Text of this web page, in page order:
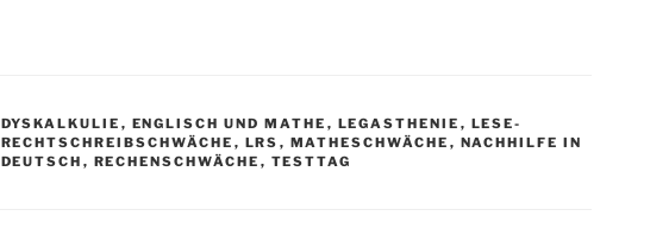
SCHLAGWÖRTER
DYSKALKULIE , ENGLISCH UND MATHE , LEGASTHENIE , LESE-
RECHTSCHREIBSCHWÄCHE , LRS , MATHESCHWÄCHE , NACHHILFE IN
DEUTSCH , RECHENSCHWÄCHE , TESTTAG